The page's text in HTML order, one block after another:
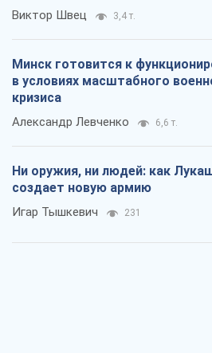
Виктор Швец 3,4 т.
Минск готовится к
в условиях масштабного
кризиса
Александр Левченко 6,6 т.
Ни оружия, ни людей: как
создает новую армию
Игар Тышкевич 231